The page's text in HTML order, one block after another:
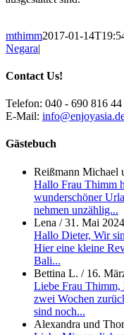
mthimm2017-01-
Negara|
Contact Us!
Telefon: 040 - 690 816 44
E-Mail:
Gästebuch
Reißmann Michael
Hallo Frau Thimm
wunderschöner
nehmen unzählig...
Lena /31. Mai 2024
Hallo Dieter, Wir
Hier eine kleine
Bali...
Bettina L. / 16.
Liebe Frau Thimm,
zwei Wochen
sind noch...
Alexandra und